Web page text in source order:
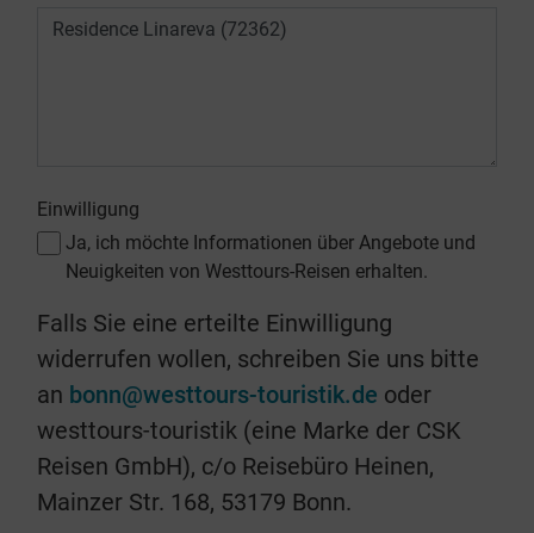
Einwilligung
Ja, ich möchte Informationen über Angebote und
Neuigkeiten von Westtours-Reisen erhalten.
Falls Sie eine erteilte Einwilligung
widerrufen wollen, schreiben Sie uns bitte
an bonn@westtours-touristik.de oder
westtours-touristik (eine Marke der CSK
Reisen GmbH), c/o Reisebüro Heinen,
Mainzer Str. 168, 53179 Bonn.